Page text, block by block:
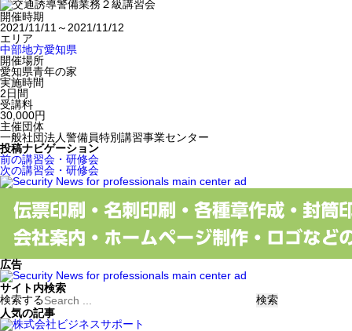
開催時期
2021/11/11～2021/11/12
エリア
中部地方愛知県
開催場所
愛知県青年の家
実施時間
2日間
受講料
30,000円
主催団体
一般社団法人警備員特別講習事業センター
投稿ナビゲーション
前の講習会・研修会
次の講習会・研修会
広告
サイト内検索
検索する
人気の記事